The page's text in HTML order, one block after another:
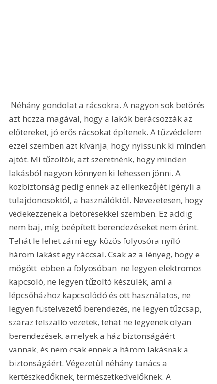
azt hozza magával, hogy a lakók berácsozzák az
előtereket, jó erős rácsokat építenek. A tűzvédelem
ezzel szemben azt kívánja, hogy nyissunk ki minden
ajtót. Mi tűzoltók, azt szeretnénk, hogy minden
lakásból nagyon könnyen ki lehessen jönni. A
közbiztonság pedig ennek az ellenkezőjét igényli a
tulajdonosoktól, a használóktól. Nevezetesen, hogy
védekezzenek a betörésekkel szemben. Ez addig
nem baj, míg beépített berendezéseket nem érint.
Tehát le lehet zárni egy közös folyosóra nyíló
három lakást egy ráccsal. Csak az a lényeg, hogy e
mögött  ebben a folyosóban  ne legyen elektromos
kapcsoló, ne legyen tűzoltó készülék, ami a
lépcsőházhoz kapcsolódó és ott használatos, ne
legyen füstelvezető berendezés, ne legyen tűzcsap,
száraz felszálló vezeték, tehát ne legyenek olyan
berendezések, amelyek a ház biztonságáért
vannak, és nem csak ennek a három lakásnak a
biztonságáért. Végezetül néhány tanács a
kertészkedőknek, természetkedvelőknek. A